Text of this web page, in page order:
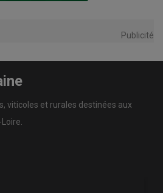
Publicité
viticoles et rurales destinées aux